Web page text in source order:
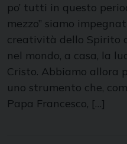
po’ tutti in questo
mezzo” siamo
creatività dello Spirito
nel mondo, a casa, la
Cristo. Abbiamo allora
uno strumento che,
Papa Francesco, […]